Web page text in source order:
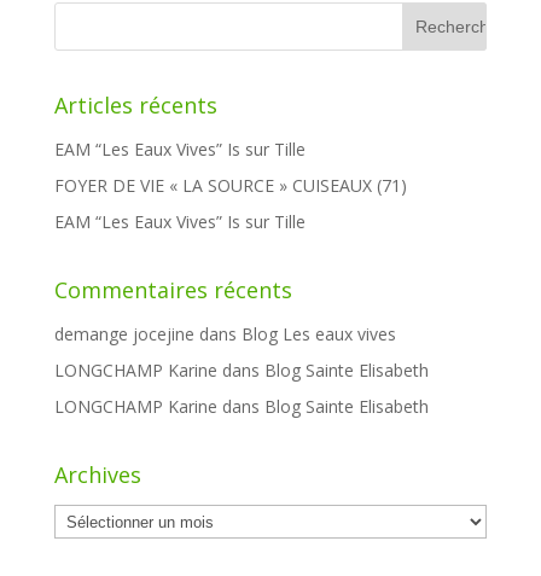
Rechercher :
Articles récents
EAM “Les Eaux Vives” Is sur Tille
FOYER DE VIE « LA SOURCE » CUISEAUX (71)
EAM “Les Eaux Vives” Is sur Tille
Commentaires récents
demange jocejine dans Blog Les eaux vives
LONGCHAMP Karine dans Blog Sainte Elisabeth
LONGCHAMP Karine dans Blog Sainte Elisabeth
Archives
Archives